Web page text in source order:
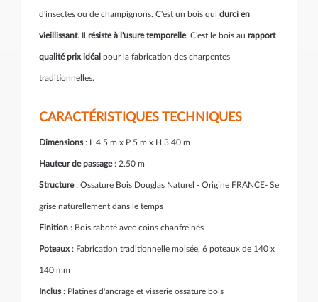
d'insectes ou de champignons. C'est un bois qui durci en
vieillissant. Il résiste à l'usure temporelle. C'est le bois au rapport
qualité prix idéal pour la fabrication des charpentes
traditionnelles.
CARACTÉRISTIQUES TECHNIQUES
Dimensions: L 4.5 m x P 5 m x H 3.40 m
Hauteur de passage: 2.50 m
Structure: Ossature Bois Douglas Naturel - Origine FRANCE- Se
grise naturellement dans le temps
Finition : Bois raboté avec coins chanfreinés
Poteaux: Fabrication traditionnelle moisée, 6 poteaux de 140 x
140 mm
Inclus: Platines d'ancrage et visserie ossature bois